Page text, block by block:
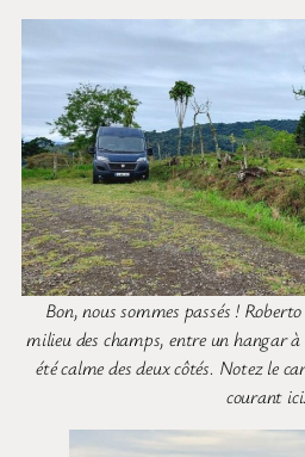
Bon, nous sommes passés !
milieu des champs, entre un hangar
été calme des deux côtés. Notez le
courant ici.